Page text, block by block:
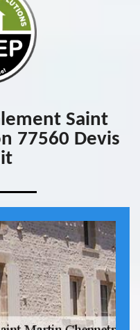
Saint
77560 Devis